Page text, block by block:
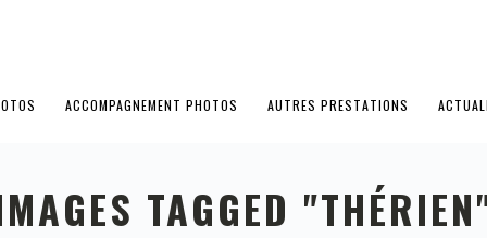
ACCOMPAGNEMENT PHOTOS AUTRES PRESTATIONS
TAGGED